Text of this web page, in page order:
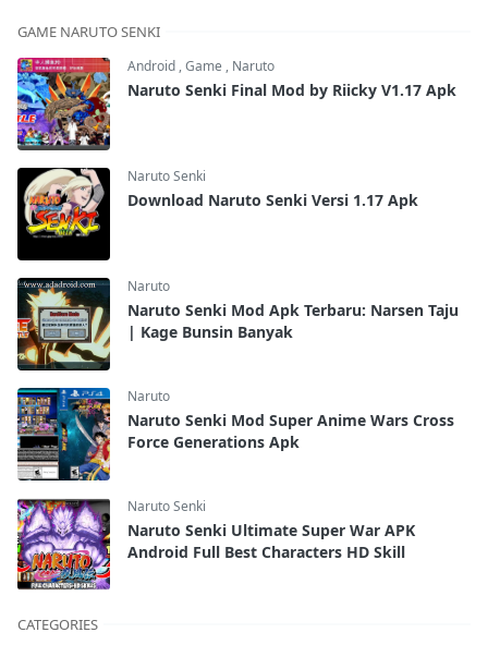
GAME NARUTO SENKI
Android ,Game , Naruto
Naruto Senki Final Mod by Riicky V1.17 Apk
Naruto Senki
Download Naruto Senki Versi 1.17 Apk
Naruto
Naruto Senki Mod Apk Terbaru: Narsen Taju
| Kage Bunsin Banyak
Naruto
Naruto Senki Mod Super Anime Wars Cross
Force Generations Apk
Naruto Senki
Naruto Senki Ultimate Super War APK
Android Full Best Characters HD Skill
CATEGORIES